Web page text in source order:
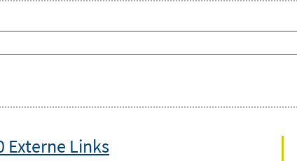
Externe Links